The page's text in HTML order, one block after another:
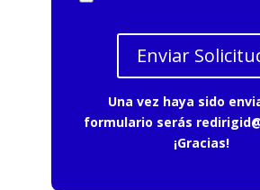
Una vez haya sido
formulario serás
¡Gracias!